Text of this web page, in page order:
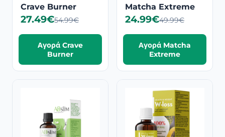
Crave Burner
27.49€54.99€
Αγορά Crave
Burner
Matcha Extreme
24.99€49.99€
Αγορά Matcha
Extreme